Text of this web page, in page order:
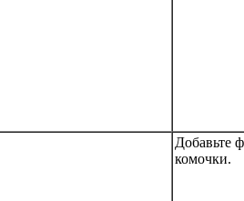
Добавьте
комочки.